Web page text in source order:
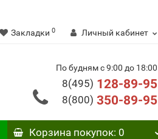
Закладки 0 Личный кабинет
По будням с 9:00 до 18:00
8(495) 128-89-95
8(800) 350-89-95
Корзинапокупок: 0